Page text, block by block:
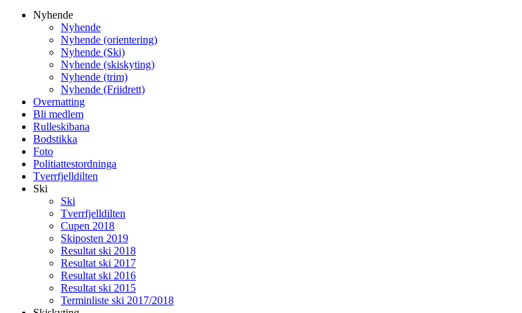
Nyhende
Nyhende
Nyhende (orientering)
Nyhende (Ski)
Nyhende (skiskyting)
Nyhende (trim)
Nyhende (Friidrett)
Overnatting
Bli medlem
Rulleskibana
Bodstikka
Foto
Politiattestordninga
Tverrfjelldilten
Ski
Ski
Tverrfjelldilten
Cupen 2018
Skiposten 2019
Resultat ski 2018
Resultat ski 2017
Resultat ski 2016
Resultat ski 2015
Terminliste ski 2017/2018